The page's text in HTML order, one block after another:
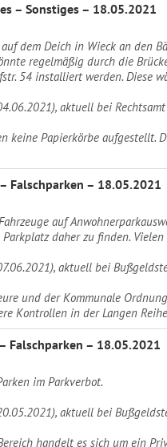
– Sonstiges – 18.05.2021
auf dem Deich in Wieck an den
regelmäßig durch die
54 installiert werden. Diese
aktuell bei Rechtsamt
keine Papierkörbe aufgestellt.
Falschparken – 18.05.2021
auf
daher zu finden. Vielen
aktuell bei
und der Kommunale
Kontrollen in der Langen
Falschparken – 18.05.2021
im Parkverbot.
aktuell bei
handelt es sich um ein